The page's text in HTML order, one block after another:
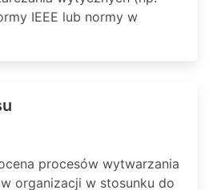
IEEE lub normy w
procesów wytwarzania
organizacji w stosunku do